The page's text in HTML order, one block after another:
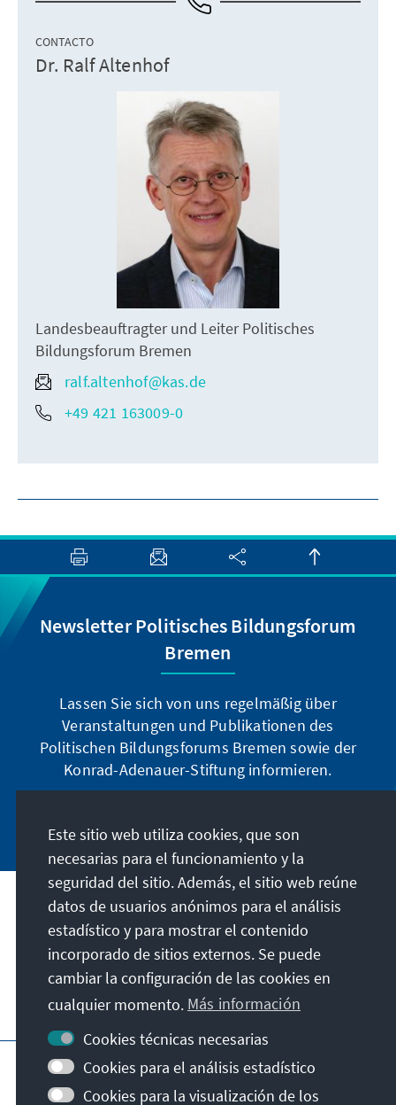
CONTACTO
Dr. Ralf Altenhof
Landesbeauftragter und Leiter Politisches
Bildungsforum Bremen
ralf.altenhof@kas.de
+49 421 163009-0
Newsletter Politisches Bildungsforum
Bremen
Lassen Sie sich von uns regelmäßig über
Veranstaltungen und Publikationen des
Politischen Bildungsforums Bremen sowie der
Konrad-Adenauer-Stiftung informieren.
Dirección
Contacto
Visita también
Página principal de la KAS
Pie de imprenta
Protección de datos
Este sitio web utiliza cookies, que son
necesarias para el funcionamiento y la
seguridad del sitio. Además, el sitio web reúne
datos de usuarios anónimos para el análisis
estadístico y para mostrar el contenido
incorporado de sitios externos. Se puede
cambiar la configuración de las cookies en
cualquier momento. Más información
Cookies técnicas necesarias
Cookies para el análisis estadístico
Cookies para la visualización de los